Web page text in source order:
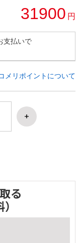
31900 円
支払いで
メリポイントについて
る